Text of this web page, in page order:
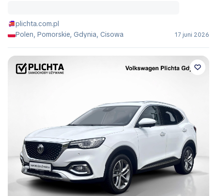
plichta.com.pl
Polen, Pomorskie, Gdynia, Cisowa
17 juni 2026